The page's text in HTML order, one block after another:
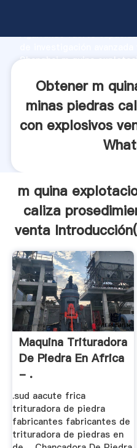
Agarrando fuerte
Shanghai m quina
el valor y aporta valores
Obtener m
minas piedras
con explosivos
m quina
caliza
venta Introducción(
Maquina Trituradora
De Piedra En Africa
- .
.sud aacute frica
trituradora de piedra
fabricantes fabricantes de
trituradora de piedras en